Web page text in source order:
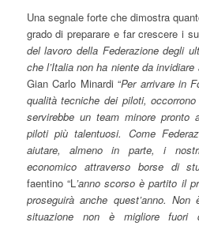
Una segnale forte che dimostra
grado di preparare e far crescere i
del lavoro della Federazione degli
che l’Italia non ha niente da
Gian Carlo Minardi “Per arrivare in
qualità tecniche dei piloti,
servirebbe un team minore
piloti più talentuosi. Come
aiutare, almeno in parte, i
economico attraverso borse di
faentino “L ’anno scorso è partito il
proseguirà anche quest’anno.
situazione non è migliore fuori